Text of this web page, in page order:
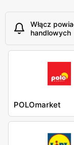
Włącz
handlowych
POLOmarket